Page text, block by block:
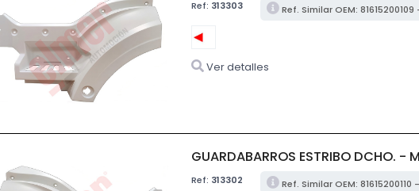
Ref: 313303 Ref. Similar OEM: 81615200109
Ver detalles
GUARDABARROS ESTRIBO DCHO. -
Ref: 313302 Ref. Similar OEM: 81615200110